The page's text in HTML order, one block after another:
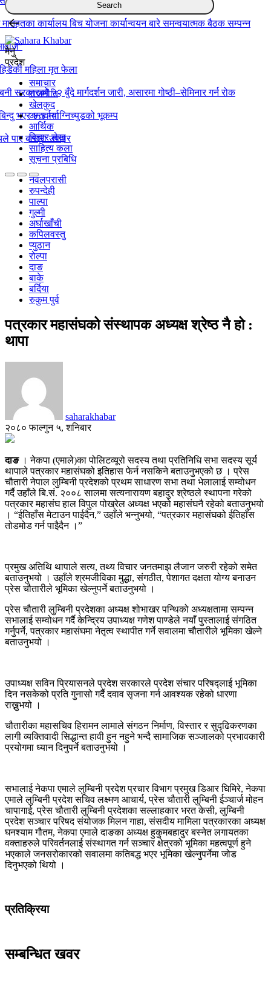
कार्यालय बिच योजना कार्यान्वयन बारे समन्वयात्मक बैठक सम्पन्न
महिला मृत फेला
सरकारको ५२ बुँदे मार्गदर्शन जारी, असारमा गोष्ठी–सेमिनार गर्न रोक
भएर ४.४ म्याग्निच्युडको भूकम्प
पाए बाख्रा उपहार
मेनु
प्रदेश
समाचार
राजनीति
खेलकुद
अन्तर्वार्ता
आर्थिक
बिचार लेख
साहित्य कला
सूचना प्रबिधि
नवलपरासी
रुपन्देही
पाल्पा
गुल्मी
अर्घाखाँची
कपिलवस्तु
प्युठान
रोल्पा
दाङ
बाके
बर्दिया
रुकुम पुर्व
पत्रकार महासंघको संस्थापक अध्यक्ष श्रेष्ठ नै हो :
थापा
saharakhabar
२०८० फाल्गुन ५, शनिबार
दाङ। नेकपा (एमाले)का पोलिटव्यूरो सदस्य तथा प्रतिनिधि सभा सदस्य सूर्य
थापाले पत्रकार महासंघको इतिहास फेर्न नसकिने बताउनुभएको छ । प्रेस
चौतारी नेपाल लुम्बिनी प्रदेशको प्रथम साधारण सभा तथा भेलालाई सम्वोधन
गर्दै उहाँले बि.सं. २००८ सालमा सत्यनारायण बहादुर श्रेष्ठले स्थापना गरेको
पत्रकार महासंघ हाल विपुल पोख्रेल अध्यक्ष भएको महासंघनै रहेको बताउनुभयो
। “ईतिहाँस मेटाउन पाईदैन,” उहाँले भन्नुभयो, “पत्रकार महासंघको ईतिहाँस
तोडमोड गर्न पाइैदैन ।”
प्रमुख अतिथि थापाले सत्य, तथ्य विचार जनतमाझ लैजान जरुरी रहेको समेत
बताउनुभयो । उहाँले श्रमजीविका मुद्धा, संगठीत, पेशागत दक्षता योग्य बनाउन
प्रेस चौतारीले भूमिका खेल्नुपर्ने बताउनुभयो ।
प्रेस चौतारी लुम्बिनी प्रदेशका अध्यक्ष शोभाखर पन्थिको अध्यक्षतामा सम्पन्न
सभालाई सम्वोधन गर्दै केन्द्रिय उपाध्यक्ष गणेश पाण्डेले नयाँ पुस्तालाई संगठित
गर्नुपर्ने, पत्रकार महासंघमा नेतृत्व स्थापीत गर्ने सवालमा चौतारीले भूमिका खेल्ने
बताउनुभयो ।
उपाध्यक्ष सविन प्रियासनले प्रदेश सरकारले प्रदेश संचार परिषद्लाई भूमिका
दिन नसकेको प्रति गुनासो गर्दै दवाव सृजना गर्न आवश्यक रहेको धारणा
राख्नुभयो ।
चौतारीका महासचिव हिरामन लामाले संगठन निर्माण, विस्तार र सुदृढिकरणका
लागी व्यक्तिवादी सिद्धान्त हावी हुन नहुने भन्दै सामाजिक सञ्जालको प्रभावकारी
प्रयोगमा ध्यान दिनुपर्ने बताउनुभयो ।
सभालाई नेकपा एमाले लुम्बिनी प्रदेश प्रचार विभाग प्रमुख डिआर घिमिरे, नेकपा
एमाले लुम्बिनी प्रदेश सचिव लक्ष्मण आचार्य, प्रेस चौतारी लुम्बिनी ईञ्चार्ज मोहन
चापागाई, प्रेस चौतारी लुम्बिनी प्रदेशका सल्लाहकार भरत केसी, लुम्बिनी
प्रदेश सञ्चार परिषद संयोजक मिलन गाहा, संसदीय मामिला पत्रकारका अध्यक्ष
घनश्याम गौतम, नेकपा एमाले दाङका अध्यक्ष हुकुमबहादुर बस्नेत लगायतका
वक्ताहरुले परिवर्तनलाई संस्थागत गर्न सञ्चार क्षेत्रको भूमिका महत्वपूर्ण हुने
भएकाले जनसरोकारको सवालमा कतिबद्ध भएर भूमिका खेल्नुपर्नेमा जोड
दिनुभएको थियो ।
प्रतिक्रिया
सम्बन्धित खवर